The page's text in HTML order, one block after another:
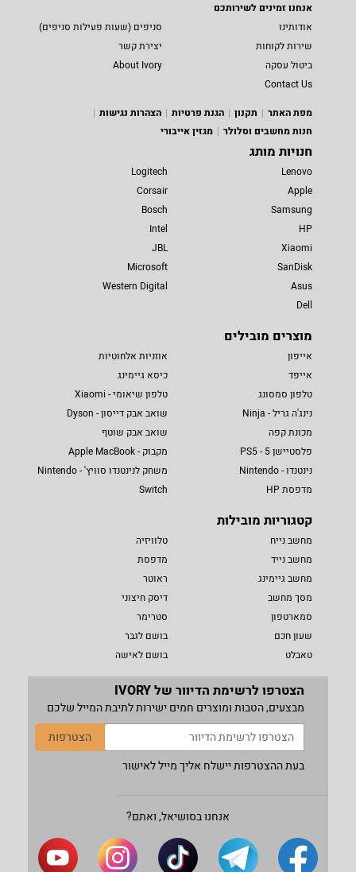
אנחנו זמינים לשירותכם
אודותינו
סניפים (שעות פעילות סניפים)
שירות לקוחות
יצירת קשר
ביטול עסקה
About Ivory
Contact Us
מפת האתר
תקנון הגנת פרטיות
הצהרות נגישות
חנות מחשבים וסלולר
מגזין אייבורי
חנויות מותג
Lenovo
Apple
Samsung
HP
Xiaomi
SanDisk
Asus
Dell
Logitech
Corsair
Bosch
Intel
JBL
Microsoft
Western Digital
מוצרים מובילים
אייפון
אייפד
טלפון סמסונג
נינג'ה גריל - Ninja
מכונת קפה
פלסטיישן 5 - PS5
נינטנדו - Nintendo
מדפסת HP
אוזניות אלחוטיות
כיסא גיימינג
טלפון שיאומי - Xiaomi
שואב אבק דייסון - Dyson
שואב אבק שוטף
מקבוק - Apple MacBook
משחק לנינטנדו סוויץ' - Nintendo
Switch
קטגוריות מובילות
מחשב נייח
מחשב נייד
מחשב גיימינג
מסך מחשב
סמארטפון
שעון חכם
טאבלט
טלוויזיה
מדפסת
ראוטר
דיסק חיצוני
סטרימר
בושם לגבר
בושם לאישה
הצטרפו לרשימת הדיוור של IVORY
מבצעים, הטבות ומוצרים חמים ישירות לתיבת המייל שלכם
הצטרפות
בעת ההצטרפות יישלח אליך מייל לאישור
אנחנו בסושיאל, ואתם?